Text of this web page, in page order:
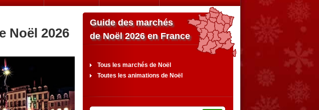
Noël 2026
Guide des marchés
de Noël 2026 en France
Tous les marchés de Noël
Toutes les animations de Noël